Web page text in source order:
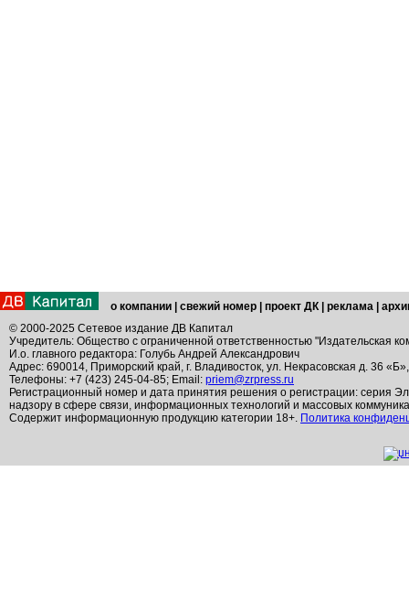
о компании свежий номер проект ДК реклама
© 2000-2025 Сетевое издание ДВ Капитал
Учредитель: Общество с ограниченной ответственностью "Издательская
И.о. главного редактора: Голубь Андрей Александрович
Адрес: 690014, Приморский край, г. Владивосток, ул. Некрасовская д. 36
Телефоны: +7 (423) 245-04-85; Email: priem@zrpress.ru
Регистрационный номер и дата принятия решения о регистрации: серия
надзору в сфере связи, информационных технологий и массовых
Содержит информационную продукцию категории 18+. Политика